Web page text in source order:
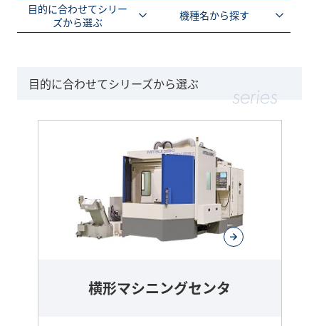
目的に合わせてシリー
ズから選ぶ
機種名から探す
目的に合わせてシリーズから選ぶ
横形マシニングセンタ